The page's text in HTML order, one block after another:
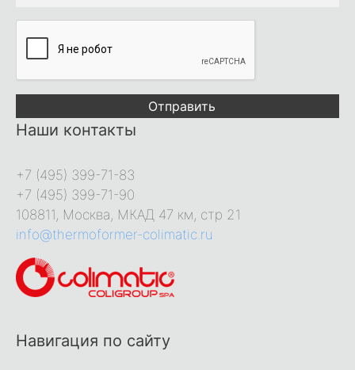
Наши контакты
+7 (495) 399-71-83
+7 (495) 399-71-90
108811, Москва, МКАД 47 км, стр 21
info@thermoformer-colimatic.ru
Навигация по сайту
Отправить